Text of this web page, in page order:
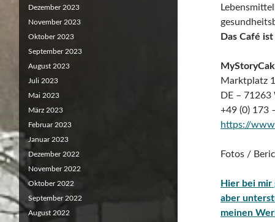
Das Café
Marktplatz 1
DE –
+49 (0) 173
https://
Fotos /
Hier bei
aber
meinen
Dezember 2023
November 2023
Oktober 2023
September 2023
August 2023
Juli 2023
Mai 2023
März 2023
Februar 2023
Januar 2023
Dezember 2022
November 2022
Oktober 2022
September 2022
August 2022